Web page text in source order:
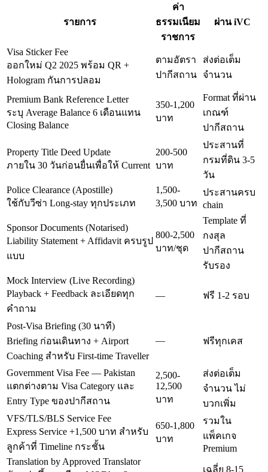
รายการ
ค่า
ธรรมเนียม
ราชการ
ผ่าน iVC
Visa Sticker Fee
ออกใหม่ Q2 2025 พร้อม QR +
Hologram กันการปลอม
ตามอัตรา
ปากีสถาน
ส่งต่อเต็ม
จำนวน
Premium Bank Reference Letter
ระบุ Average Balance 6 เดือนแทน
Closing Balance
350-1,200
บาท
Format ที่ผ่าน
เกณฑ์
ปากีสถาน
Property Title Deed Update
ภายใน 30 วันก่อนยื่นเพื่อให้ Current
200-500
บาท
ประสานที่
กรมที่ดิน 3-5
วัน
Police Clearance (Apostille)
ใช้กับวีซ่า Long-stay ทุกประเภท
1,500-
3,500 บาท
ประสานครบ
chain
Sponsor Documents (Notarised)
Liability Statement + Affidavit ครบรูป
แบบ
800-2,500
บาท/ชุด
Template ที่
กงสุล
ปากีสถาน
รับรอง
Mock Interview (Live Recording)
Playback + Feedback ละเอียดทุก
คำถาม
— ฟรี 1-2 รอบ
Post-Visa Briefing (30 นาที)
Briefing ก่อนเดินทาง + Airport
Coaching สำหรับ First-time Traveller
— ฟรีทุกเคส
Government Visa Fee — Pakistan
แตกต่างตาม Visa Category และ
Entry Type ของปากีสถาน
2,500-
12,500
บาท
ส่งต่อเต็ม
จำนวน ไม่
บวกเพิ่ม
VFS/TLS/BLS Service Fee
Express Service +1,500 บาท สำหรับ
ลูกค้าที่ Timeline กระชั้น
650-1,800
บาท
รวมใน
แพ็คเกจ
Premium
Translation by Approved Translator
เฉลี่ย 8-15